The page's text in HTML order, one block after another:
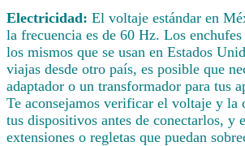
Electricidad: El voltaje estándar en
la frecuencia es de 60 Hz. Los
los mismos que se usan en Estados
viajas desde otro país, es posible que
adaptador o un transformador para tus
Te aconsejamos verificar el voltaje y la
tus dispositivos antes de conectarlos, y
extensiones o regletas que puedan